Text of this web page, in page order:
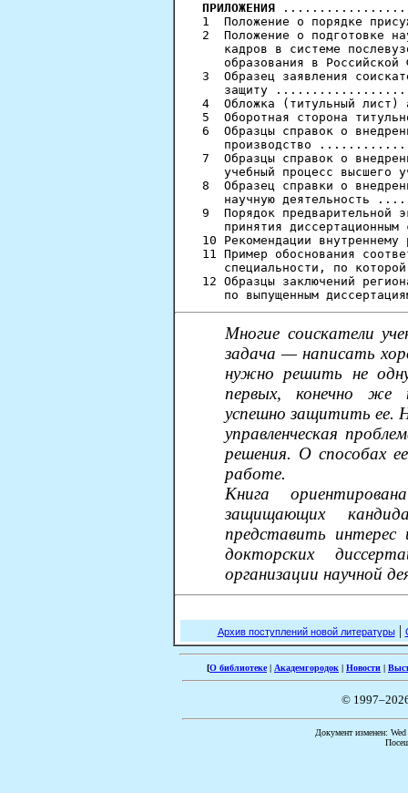
ПРИЛОЖЕНИЯ
1  Положение о порядке
2  Положение о подготовке
кадров в системе
образования в Российской
3  Образец заявления
защиту
4  Обложка (титульный
5  Оборотная сторона
6  Образцы справок о
производство
7  Образцы справок о
учебный процесс высшего
8  Образец справки о
научную деятельность
9  Порядок предварительной
принятия диссертационным
10 Рекомендации
11 Пример обоснования
специальности, по
12 Образцы заключений
Многие соискатели
задача — написать
нужно решить не
первых, конечно же
успешно защитить ее.
управленческая
решения. О способах
работе.
Книга
защищающих
представить
докторских
организации научной
Архив поступлений новой литературы|
[О библиотеке| Академгородок | Новости |
©
Документ изменен: